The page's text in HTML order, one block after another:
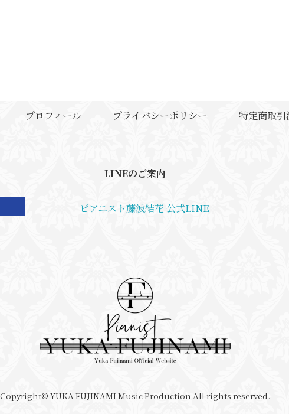
プロフィール プライバシーポリシー 特定商取
LINEのご案内
ピアニスト藤波結花 公式LINE
Copyright©️ YUKA FUJINAMI Music Production All rights reserved.